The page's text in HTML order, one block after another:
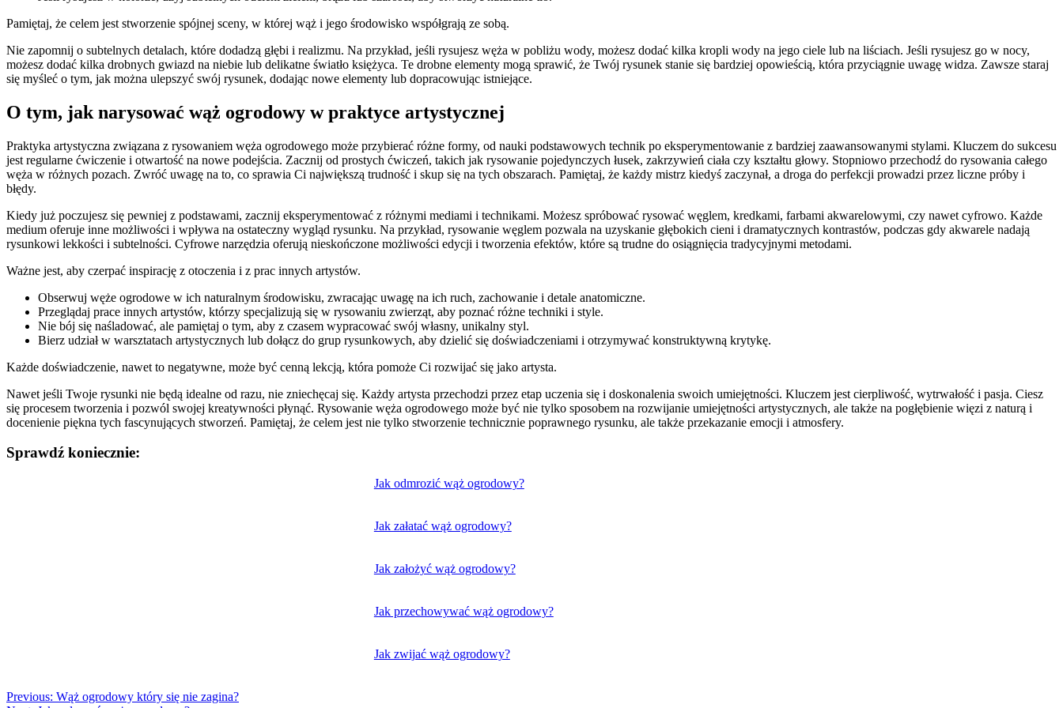
Pamiętaj, że celem jest stworzenie spójnej sceny, w której wąż i jego środowisko współgrają ze sobą.
Nie zapomnij o subtelnych detalach, które dodadzą głębi i realizmu. Na przykład, jeśli rysujesz węża w pobliżu wody, możesz dodać kilka kropli wody na jego ciele lub na liściach. Jeśli rysujesz go w nocy,
możesz dodać kilka drobnych gwiazd na niebie lub delikatne światło księżyca. Te drobne elementy mogą sprawić, że Twój rysunek stanie się bardziej opowieścią, która przyciągnie uwagę widza. Zawsze staraj
się myśleć o tym, jak można ulepszyć swój rysunek, dodając nowe elementy lub dopracowując istniejące.
O tym, jak narysować wąż ogrodowy w praktyce artystycznej
Praktyka artystyczna związana z rysowaniem węża ogrodowego może przybierać różne formy, od nauki podstawowych technik po eksperymentowanie z bardziej zaawansowanymi stylami. Kluczem do sukcesu
jest regularne ćwiczenie i otwartość na nowe podejścia. Zacznij od prostych ćwiczeń, takich jak rysowanie pojedynczych łusek, zakrzywień ciała czy kształtu głowy. Stopniowo przechodź do rysowania całego
węża w różnych pozach. Zwróć uwagę na to, co sprawia Ci największą trudność i skup się na tych obszarach. Pamiętaj, że każdy mistrz kiedyś zaczynał, a droga do perfekcji prowadzi przez liczne próby i
błędy.
Kiedy już poczujesz się pewniej z podstawami, zacznij eksperymentować z różnymi mediami i technikami. Możesz spróbować rysować węglem, kredkami, farbami akwarelowymi, czy nawet cyfrowo. Każde
medium oferuje inne możliwości i wpływa na ostateczny wygląd rysunku. Na przykład, rysowanie węglem pozwala na uzyskanie głębokich cieni i dramatycznych kontrastów, podczas gdy akwarele nadają
rysunkowi lekkości i subtelności. Cyfrowe narzędzia oferują nieskończone możliwości edycji i tworzenia efektów, które są trudne do osiągnięcia tradycyjnymi metodami.
Ważne jest, aby czerpać inspirację z otoczenia i z prac innych artystów.
Obserwuj węże ogrodowe w ich naturalnym środowisku, zwracając uwagę na ich ruch, zachowanie i detale anatomiczne.
Przeglądaj prace innych artystów, którzy specjalizują się w rysowaniu zwierząt, aby poznać różne techniki i style.
Nie bój się naśladować, ale pamiętaj o tym, aby z czasem wypracować swój własny, unikalny styl.
Bierz udział w warsztatach artystycznych lub dołącz do grup rysunkowych, aby dzielić się doświadczeniami i otrzymywać konstruktywną krytykę.
Każde doświadczenie, nawet to negatywne, może być cenną lekcją, która pomoże Ci rozwijać się jako artysta.
Nawet jeśli Twoje rysunki nie będą idealne od razu, nie zniechęcaj się. Każdy artysta przechodzi przez etap uczenia się i doskonalenia swoich umiejętności. Kluczem jest cierpliwość, wytrwałość i pasja. Ciesz
się procesem tworzenia i pozwól swojej kreatywności płynąć. Rysowanie węża ogrodowego może być nie tylko sposobem na rozwijanie umiejętności artystycznych, ale także na pogłębienie więzi z naturą i
docenienie piękna tych fascynujących stworzeń. Pamiętaj, że celem jest nie tylko stworzenie technicznie poprawnego rysunku, ale także przekazanie emocji i atmosfery.
Sprawdź koniecznie:
Jak odmrozić wąż ogrodowy?
Jak załatać wąż ogrodowy?
Jak założyć wąż ogrodowy?
Jak przechowywać wąż ogrodowy?
Jak zwijać wąż ogrodowy?
Previous: Wąż ogrodowy który się nie zagina?